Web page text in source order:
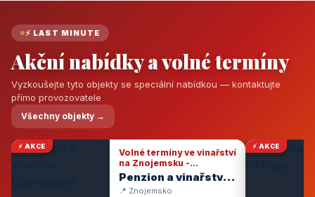
⚡ LAST MINUTE
Akční nabídky a volné termíny
Vyzkoušejte tyto objekty se speciální nabídkou — kontaktujte
přímo provozovatele
Všechny objekty →
⚡ AKCE
Volné termíny ve vinařství
na Znojemsku -
degustace vín
Penzion a vinařství
Dobrovolný
📍 Znojemsko
⚡ AKCE